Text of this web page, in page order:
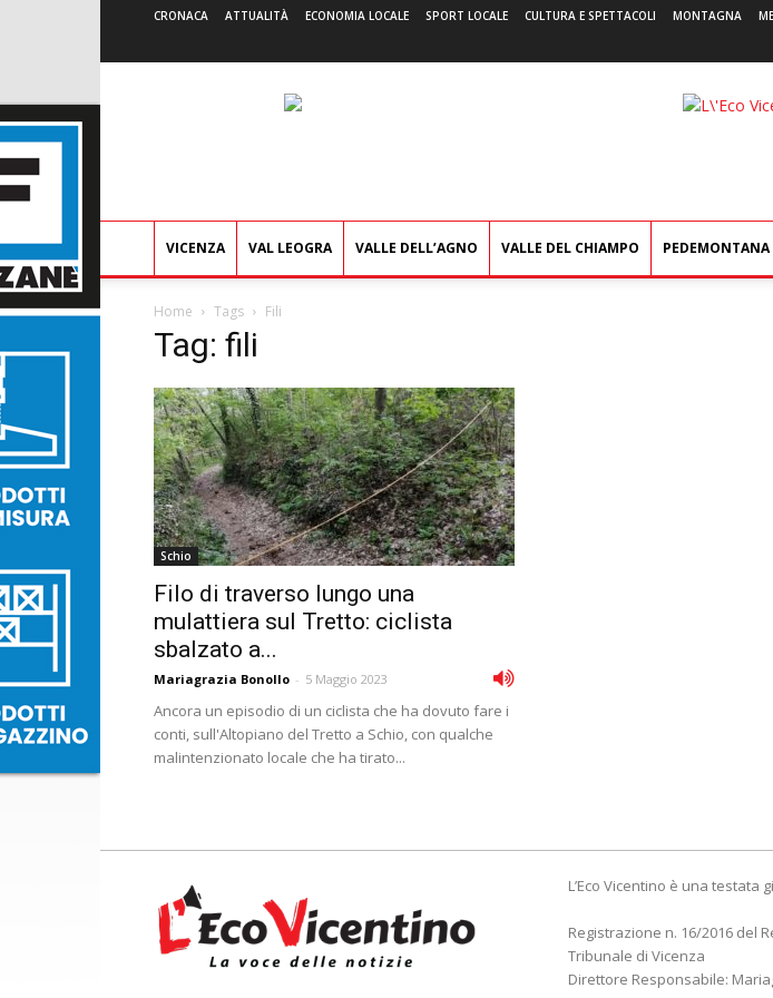
CRONACA ATTUALITÀ ECONOMIA LOCALE SPORT LOCALE CULTURA E SPETTACOLI MONTAGNA
VICENZA VAL LEOGRA VALLE DELL’AGNO VALLE DEL CHIAMPO PEDEMONTANA
Home Tags Fili
Tag: fili
Schio
Filo di traverso lungo una
mulattiera sul Tretto: ciclista
sbalzato a...
Mariagrazia Bonollo - 5 Maggio 2023
Ancora un episodio di un ciclista che ha dovuto fare i
conti, sull'Altopiano del Tretto a Schio, con qualche
malintenzionato locale che ha tirato...
L’Eco Vicentino è una testata
Registrazione n. 16/2016 del
Tribunale di Vicenza
Direttore Responsabile: